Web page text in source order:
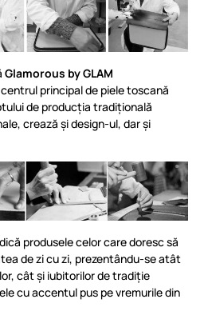
Glamorous by GLAM
principal de piele toscană
de producția tradițională
crează și design-ul, dar și
produsele celor care doresc să
de zi cu zi, prezentându-se atât
cât și iubitorilor de tradiție
cu accentul pus pe vremurile din